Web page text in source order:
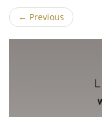
← Previous